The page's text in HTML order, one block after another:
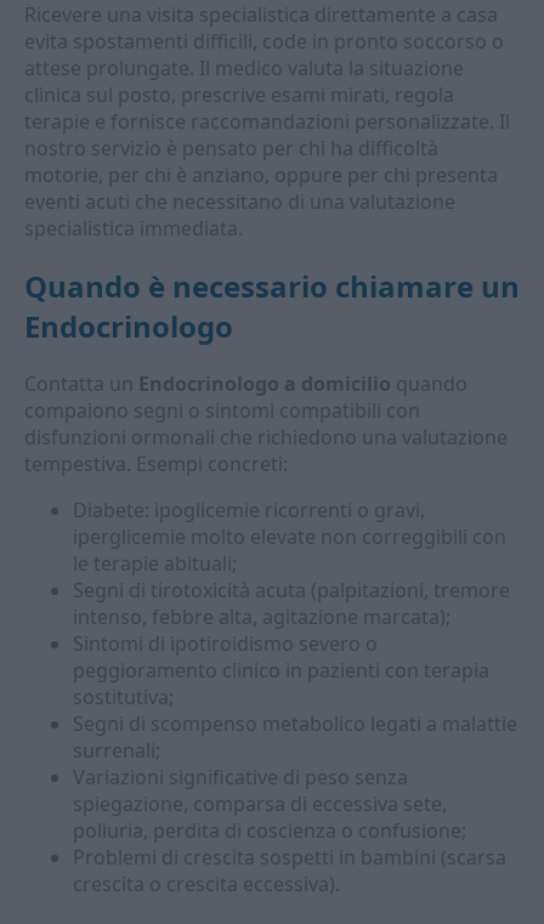
Ricevere una visita specialistica direttamente a casa
evita spostamenti difficili, code in pronto soccorso o
attese prolungate. Il medico valuta la situazione
clinica sul posto, prescrive esami mirati, regola
terapie e fornisce raccomandazioni personalizzate. Il
nostro servizio è pensato per chi ha difficoltà
motorie, per chi è anziano, oppure per chi presenta
eventi acuti che necessitano di una valutazione
specialistica immediata.
Quando è necessario chiamare un
Endocrinologo
Contatta un Endocrinologo a domicilio quando
compaiono segni o sintomi compatibili con
disfunzioni ormonali che richiedono una valutazione
tempestiva. Esempi concreti:
Diabete: ipoglicemie ricorrenti o gravi,
iperglicemie molto elevate non correggibili con
le terapie abituali;
Segni di tirotoxicità acuta (palpitazioni, tremore
intenso, febbre alta, agitazione marcata);
Sintomi di ipotiroidismo severo o
peggioramento clinico in pazienti con terapia
sostitutiva;
Segni di scompenso metabolico legati a malattie
surrenali;
Variazioni significative di peso senza
spiegazione, comparsa di eccessiva sete,
poliuria, perdita di coscienza o confusione;
Problemi di crescita sospetti in bambini (scarsa
crescita o crescita eccessiva).